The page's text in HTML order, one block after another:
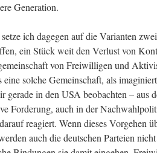
Generation.
ich dage­gen auf die Vari­an­ten
ein Stück weit den Ver­lust von
von Frei­wil­li­gen und
eine sol­che Gemein­schaft, als
gera­de in den USA beob­ach­ten – aus
For­de­rung, auch in der
reagiert. Wenn die­ses Vor­ge­hen
auch die deut­schen Par­tei­en